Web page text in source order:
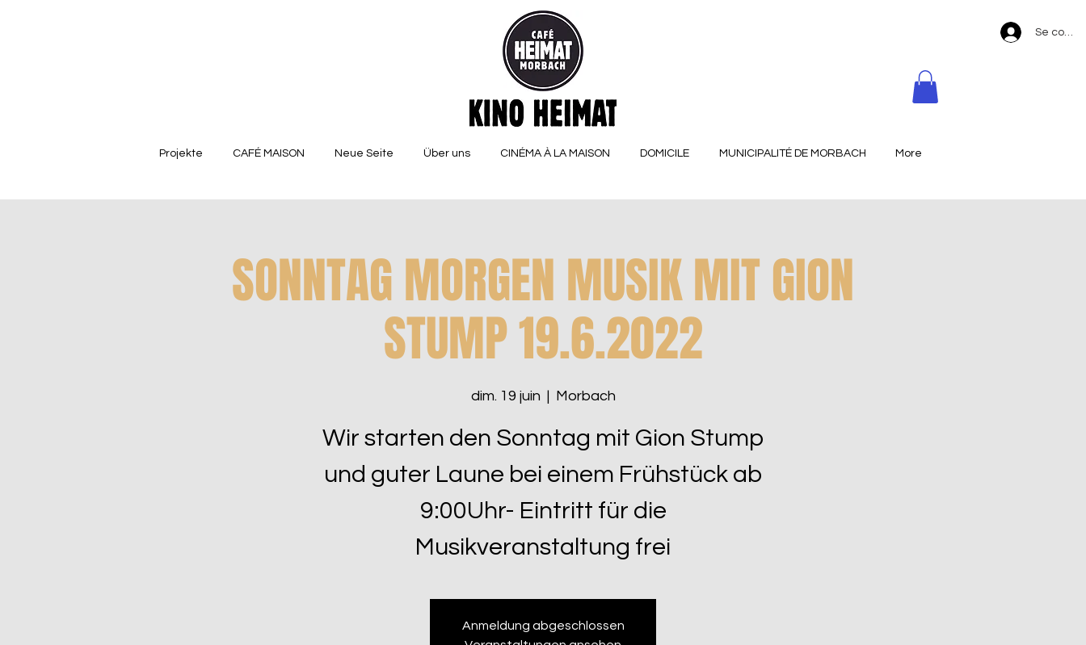
Se
Projekte CAFÉ MAISON Neue Seite Über uns CINÉMA À LA MAISON DOMICILE MUNICIPALITÉ DE MORBACH More
SONNTAG MORGEN MUSIK MIT GION
STUMP 19.6.2022
dim. 19 juin
  |
Morbach
Wir starten den Sonntag mit Gion Stump
und guter Laune bei einem Frühstück ab
9:00Uhr- Eintritt für die
Musikveranstaltung frei
Anmeldung abgeschlossen